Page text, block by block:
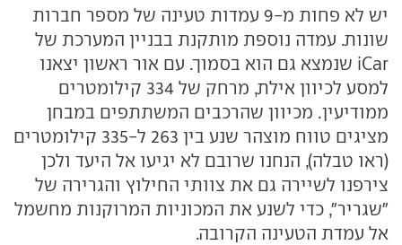
יש לא פחות מ-9 עמדות טעינה של מספר חברות
שונות. עמדה נוספת מותקנת בבניין המערכת של
iCar שנמצא גם הוא בסמוך. עם אור ראשון יצאנו
למסע לכיוון אילת, מרחק של 334 קילומטרים
ממודיעין. מכיוון שהרכבים המשתתפים במבחן
מציגים טווח מוצהר שנע בין 263 ל-335 קילומטרים
(ראו טבלה), הנחנו שרובם לא יגיעו אל היעד ולכן
צירפנו לשיירה גם את צוותי החילוץ והגרירה של
"שגריר", כדי לשנע את המכוניות המרוקנות מחשמל
אל עמדת הטעינה הקרובה.